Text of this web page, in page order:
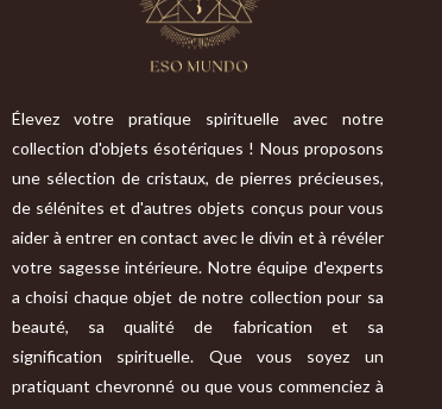
Élevez votre pratique spirituelle avec notre
collection d'objets ésotériques ! Nous proposons
une sélection de cristaux, de pierres précieuses,
de sélénites et d'autres objets conçus pour vous
aider à entrer en contact avec le divin et à révéler
votre sagesse intérieure. Notre équipe d'experts
a choisi chaque objet de notre collection pour sa
beauté, sa qualité de fabrication et sa
signification spirituelle. Que vous soyez un
pratiquant chevronné ou que vous commenciez à